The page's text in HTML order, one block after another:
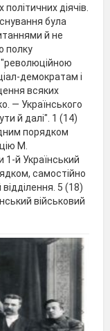
діячів.
була
й не
полку
"революційною
демократам і
всяких
— Українського
й далі". 1 (14)
порядком
М.
1-й Український
самостійно
5 (18)
військовий